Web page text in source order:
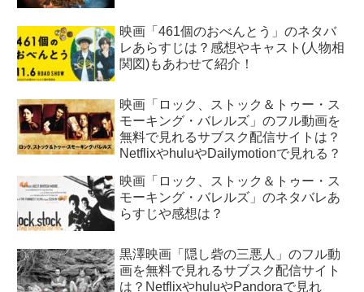
映画「461個のおべんとう」のネタバ
レあらすじは？感想やキャスト(人物相
関図)もあわせて紹介！
映画「ロック、ストック＆トゥー・ス
モーキング・バレルズ」のフル動画を
無料で見れるサブスク配信サイトは？
NetflixやhuluやDailymotionで見れる？
映画「ロック、ストック＆トゥー・ス
モーキング・バレルズ」のネタバレあ
らすじや感想は？
黒澤映画「隠し砦の三悪人」のフル動
画を無料で見れるサブスク配信サイト
は？NetflixやhuluやPandoraで見れ